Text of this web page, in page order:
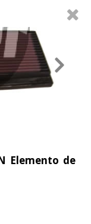
0
Elemento de